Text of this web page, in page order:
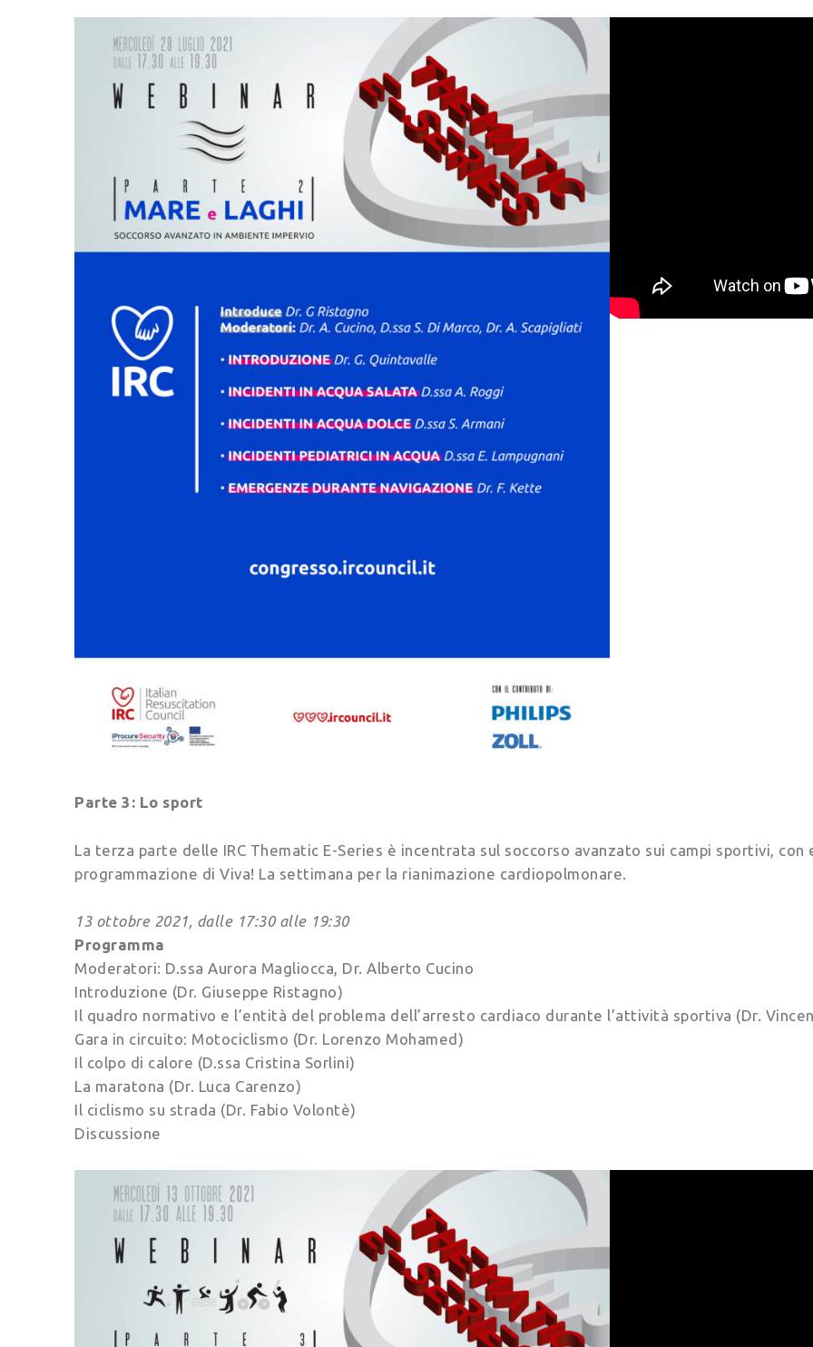
Parte 3: Lo sport
La terza parte delle IRC Thematic E-Series è incentrata sul soccorso avanzato sui campi sportivi,
programmazione di Viva! La settimana per la rianimazione cardiopolmonare.
13 ottobre 2021, dalle 17:30 alle 19:30
Programma
Moderatori: D.ssa Aurora Magliocca, Dr. Alberto Cucino
Introduzione (Dr. Giuseppe Ristagno)
Il quadro normativo e l’entità del problema dell’arresto cardiaco durante l’attività sportiva (Dr.
Gara in circuito: Motociclismo (Dr. Lorenzo Mohamed)
Il colpo di calore (D.ssa Cristina Sorlini)
La maratona (Dr. Luca Carenzo)
Il ciclismo su strada (Dr. Fabio Volontè)
Discussione